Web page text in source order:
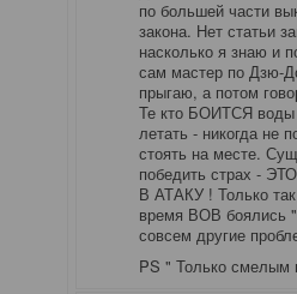
по большей части
закона. Нет статьи
насколько я знаю и
сам мастер по Дзю-
прыгаю, а потом
Те кто БОИТСЯ воды
летать - никогда не
стоять на месте.
победить страх -
В АТАКУ ! Только
время ВОВ боялись
совсем другие
PS " Только смелым